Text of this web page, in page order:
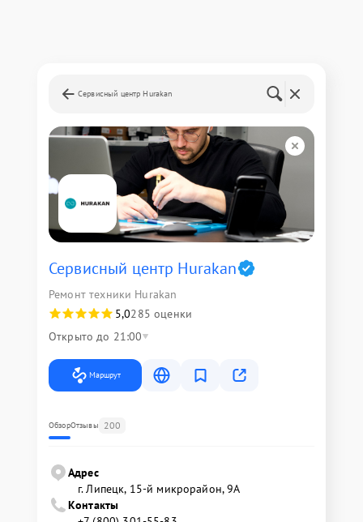
Сервисный центр Hurakan
Сервисный центр Hurakan
Ремонт техники Hurakan
5,0285 оценки
Открыто до 21:00
Маршрут
ОбзорОтзывы 200
Адрес
г. Липецк, 15-й микрорайон, 9А
Контакты